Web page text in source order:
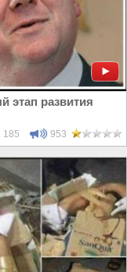
этап развития
185 953